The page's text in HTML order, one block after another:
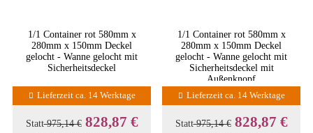
1/1 Container rot 580mm x
280mm x 150mm Deckel
gelocht - Wanne gelocht mit
Sicherheitsdeckel
Lieferzeit ca. 14 Werktage
Statt975,14 € 828,87 €
1/1 Container rot 580mm x
280mm x 150mm Deckel
gelocht - Wanne gelocht mit
Sicherheitsdeckel mit
Außenknopf
Lieferzeit ca. 14 Werktage
Statt975,14 € 828,87 €